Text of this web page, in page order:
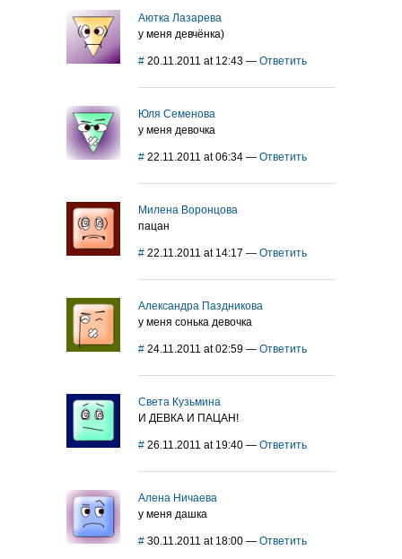
Аютка Лазарева
у меня девчёнка)
# 20.11.2011 at 12:43 — Ответить
Юля Семенова
у меня девочка
# 22.11.2011 at 06:34 — Ответить
Милена Воронцова
пацан
# 22.11.2011 at 14:17 — Ответить
Александра Паздникова
у меня сонька девочка
# 24.11.2011 at 02:59 — Ответить
Света Кузьмина
И ДЕВКА И ПАЦАН!
# 26.11.2011 at 19:40 — Ответить
Алена Ничаева
у меня дашка
# 30.11.2011 at 18:00 — Ответить